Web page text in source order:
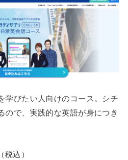
学びたい人向けのコース。シチ
ので、実践的な英語が身につき
込）